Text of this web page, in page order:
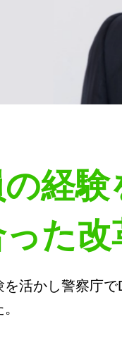
経験
た改
活かし警察庁